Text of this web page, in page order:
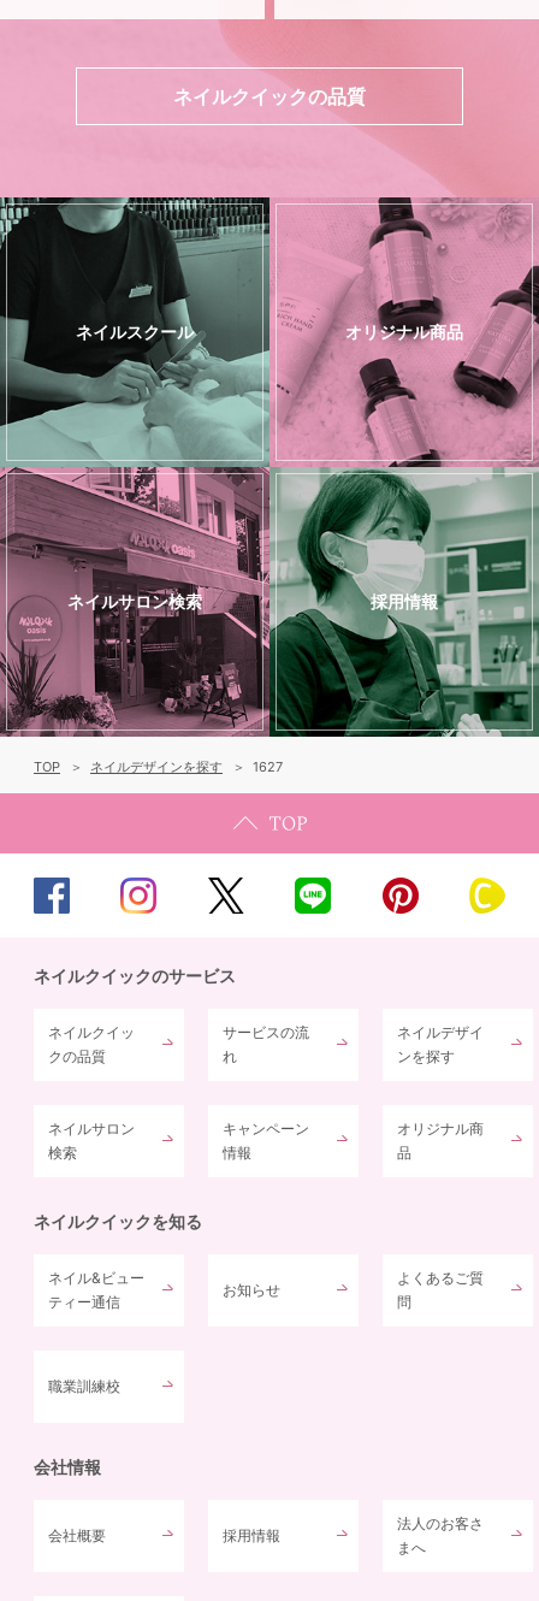
ネイルクイックの品質
ネイルスクール オリジナル商品
ネイルサロン検索 採用情報
TOP ネイルデザインを探す 1627
ネイルクイックのサービス
ネイルクイッ
クの品質
サービスの流
れ
ネイルデザイ
ンを探す
ネイルサロン
検索
キャンペーン
情報
オリジナル商
品
ネイルクイックを知る
ネイル&ビュー
ティー通信
お知らせ
よくあるご質
問
職業訓練校
会社情報
会社概要 採用情報
法人のお客さ
まへ